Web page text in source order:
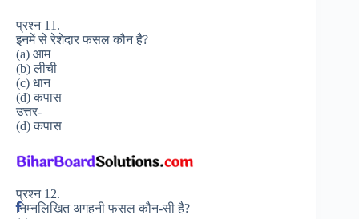
प्रश्न 11.
इनमें से रेशेदार फसल कौन है?
(a) आम
(b) लीची
(c) धान
(d) कपास
उत्तर-
(d) कपास
प्रश्न 12.
निम्नलिखित अगहनी फसल कौन-सी है?